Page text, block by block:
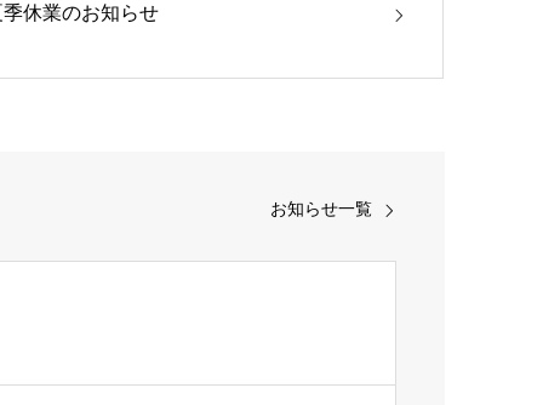
季休業のお知らせ
お知らせ一覧